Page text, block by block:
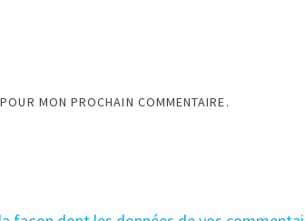
MON PROCHAIN COMMENTAIRE.